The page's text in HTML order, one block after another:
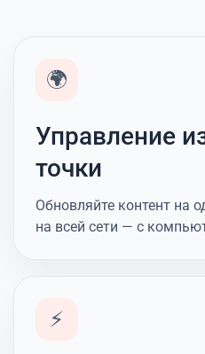
🌍
Управление
точки
Обновляйте контент на
на всей сети — с
⚡